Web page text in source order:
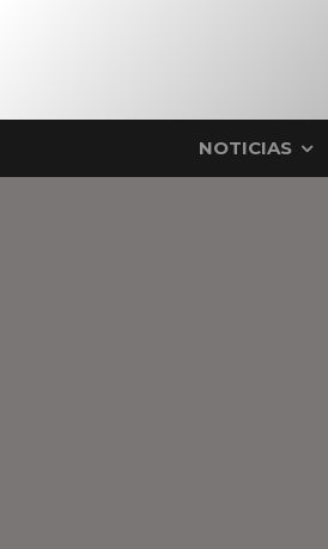
NOTICIAS